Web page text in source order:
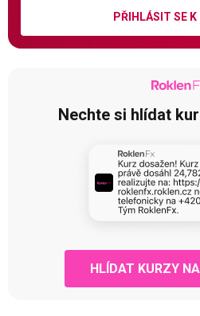
PŘIHLÁSIT SE K
Nechte si hlídat
HLÍDAT KURZY